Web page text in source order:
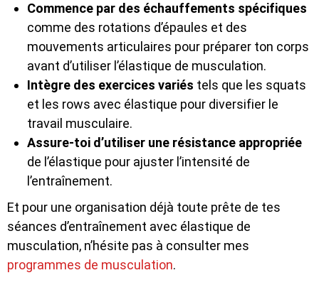
Commence par des échauffements spécifiques
comme des rotations d’épaules et des
mouvements articulaires pour préparer ton corps
avant d’utiliser l’élastique de musculation.
Intègre des exercices variés tels que les squats
et les rows avec élastique pour diversifier le
travail musculaire.
Assure-toi d’utiliser une résistance appropriée
de l’élastique pour ajuster l’intensité de
l’entraînement.
Et pour une organisation déjà toute prête de tes
séances d’entraînement avec élastique de
musculation, n’hésite pas à consulter mes
programmes de musculation.